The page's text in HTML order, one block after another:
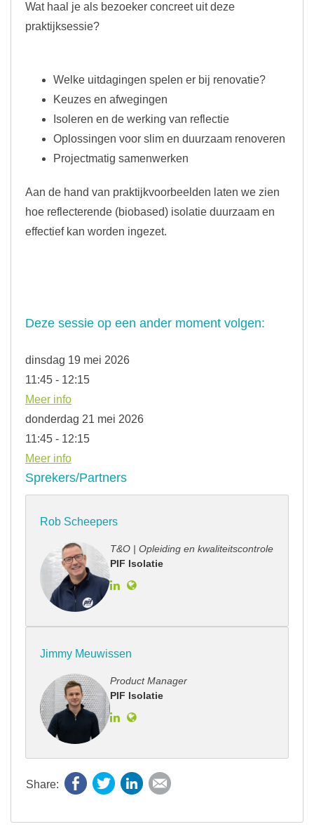
Wat haal je als bezoeker concreet uit deze
praktijksessie?
Welke uitdagingen spelen er bij renovatie?
Keuzes en afwegingen
Isoleren en de werking van reflectie
Oplossingen voor slim en duurzaam renoveren
Projectmatig samenwerken
Aan de hand van praktijkvoorbeelden laten we zien
hoe reflecterende (biobased) isolatie duurzaam en
effectief kan worden ingezet.
Deze sessie op een ander moment volgen:
dinsdag 19 mei 2026
11:45 - 12:15
Meer info
donderdag 21 mei 2026
11:45 - 12:15
Meer info
Sprekers/Partners
Rob Scheepers
T&O | Opleiding en kwaliteitscontrole
PIF Isolatie
Jimmy Meuwissen
Product Manager
PIF Isolatie
Facebook
Twitter LinkedIn